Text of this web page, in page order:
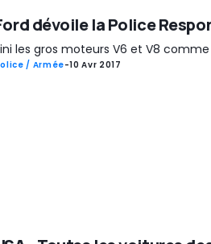
dévoile la Police
les gros moteurs V6 et V8
/ Armée-10 Avr 2017